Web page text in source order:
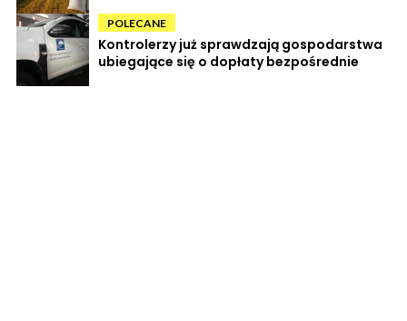
POLECANE
Kontrolerzy już sprawdzają gospodarstwa
ubiegające się o dopłaty bezpośrednie